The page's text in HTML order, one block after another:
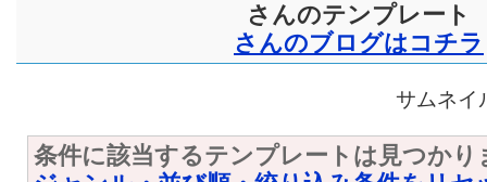
さんのテンプレート
さんのブログはコチラ
サムネイ
条件に該当するテンプレートは見つかり